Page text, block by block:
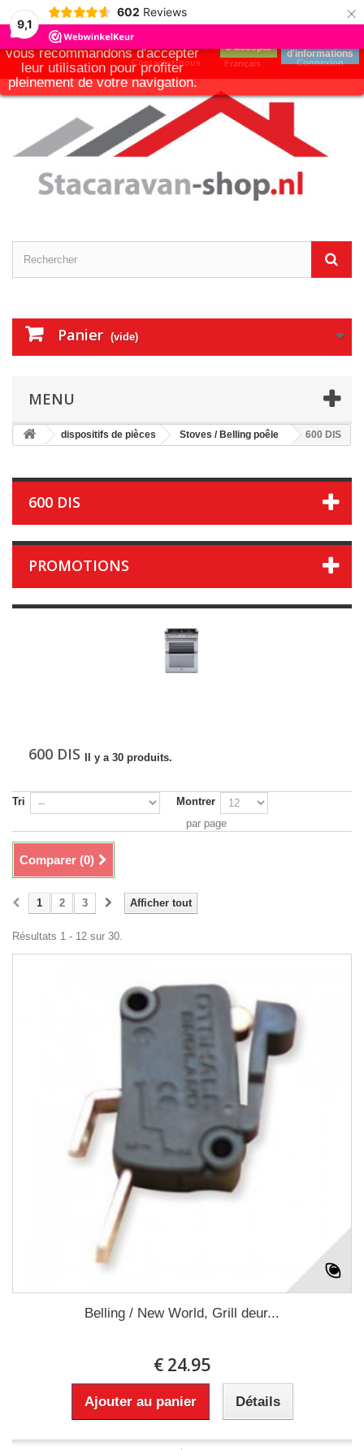
9,1
602 Reviews ×
Connexion
Français
Contactez-nous
Panier (vide)
MENU
Notre boutique utilise des
cookies pour améliorer
l'expérience utilisateur et nous
vous recommandons d'accepter
leur utilisation pour profiter
pleinement de votre navigation.
J'accepte
d'informations
dispositifs de pièces Stoves / Belling poêle 600 DIS
600 DIS
PROMOTIONS
600 DIS Il y a 30 produits.
Tri
Montrer
par page
Comparer (0)
Afficher tout
1 2 3
Résultats 1 - 12 sur 30.
Belling / New World, Grill deur...
€ 24.95
Ajouter au panier Détails